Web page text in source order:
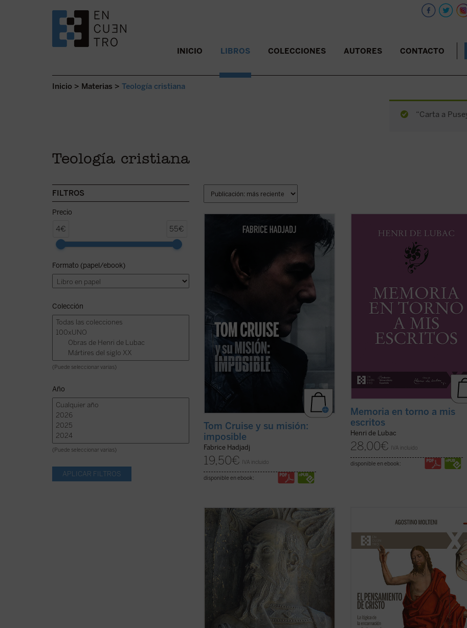
SALTAR AL CONTENIDO. INICIO LIBROS COLECCIONES AUTORES CONTACTO
Inicio > Materias > Teología cristiana
“Carta a
Teología cristiana
FILTROS
Precio
4€ 55€
Formato (papel/ebook)
Colección
(Puede seleccionar varias)
Año
(Puede seleccionar varias)
Hadjadj mira a Tom Cruise más allá del
inevitablemente refleja algo de su época.
Por eso, al hablar de Tom, hablamos
también de toda la humanidad. Entre
Tom Cruise y su misión:
imposible
Fabrice Hadjadj
19,50€ IVA incluido
disponible en ebook:
primeros veinte añosy Memoria en
torno a mis escritos. Ambas Memorias
nos permiten conocer la vida y la obra
Henri de Lubac desde su nacimiento en
1896 hasta el final de su período militar
Memoria en torno a mis
escritos
Henri de Lubac
28,00€ IVA incluido
disponible en ebook:
A pesar de su lejanía (1910), Los ojos de
la fe
continúa representando una
concepción teológica muy significativa en
la historia moderna de las explicaciones
acerca de la fe cristiana. En medio de la
multiplicidad de estas, centradas unas ...
(ver ficha)
Hasta ahora los apreciables estudios
sobre la «teología» de Charles Péguy
han centrado solamente en algunos
aspectos específicos de la reflexión
cristiana, pero no han indagado sobre
cómo el escritor supo reconocer el
pensamiento de ...
(ver ficha)